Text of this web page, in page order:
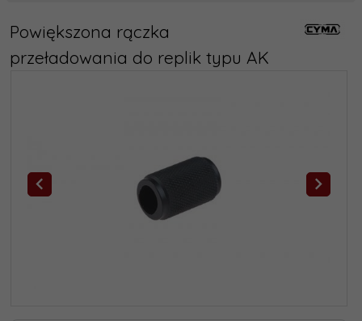
Powiększona rączka
przeładowania do replik typu AK